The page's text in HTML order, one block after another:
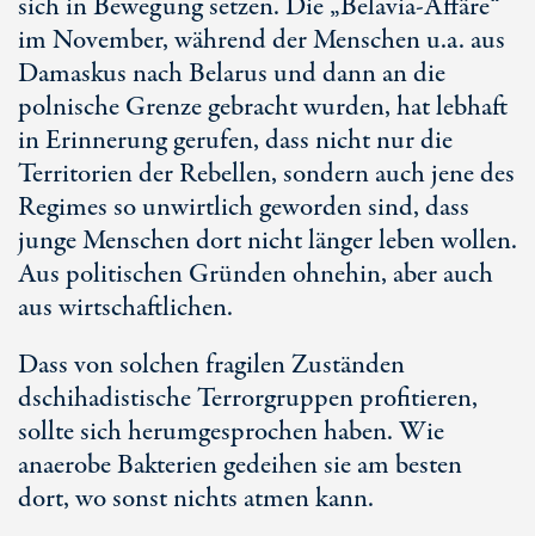
im November, während der Menschen u.a. aus
Damaskus nach Belarus und dann an die
polnische Grenze gebracht wurden, hat lebhaft
in Erinnerung gerufen, dass nicht nur die
Territorien der Rebellen, sondern auch jene des
Regimes so unwirtlich geworden sind, dass
junge Menschen dort nicht länger leben wollen.
Aus politischen Gründen ohnehin, aber auch
aus wirtschaftlichen.
Dass von solchen fragilen Zuständen
dschihadistische Terrorgruppen profitieren,
sollte sich herumgesprochen haben. Wie
anaerobe Bakterien gedeihen sie am besten
dort, wo sonst nichts atmen kann.